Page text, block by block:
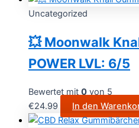
Uncategorized
💥 Moonwalk
POWER LVL: 6/5
Bewertet mit 0 von 5
€24.99 In den